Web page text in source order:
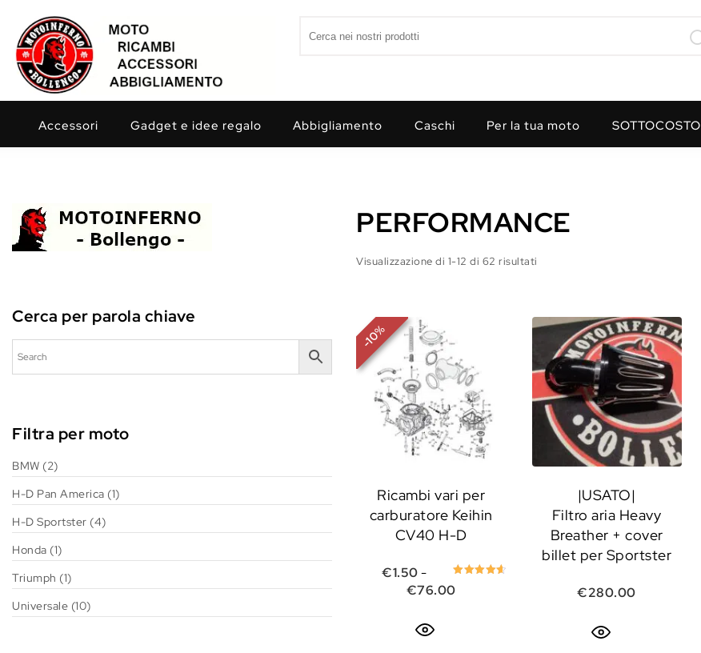
Accessori Gadget e idee regalo Abbigliamento Caschi Per la tua moto SOTTOCOSTO
Cerca per parola chiave
Filtra per moto
BMW (2)
H-D Pan America (1)
H-D Sportster (4)
Honda (1)
Triumph (1)
Universale (10)
PERFORMANCE
Visualizzazione di 1-12 di 62 risultati
-
10
%
Ricambi vari per
carburatore Keihin
CV40 H-D
€1.50 -
€76.00Fascia di prezzo: da €1.50 a €76.00
|USATO|
Filtro aria Heavy
Breather + cover
billet per Sportster
€280.00